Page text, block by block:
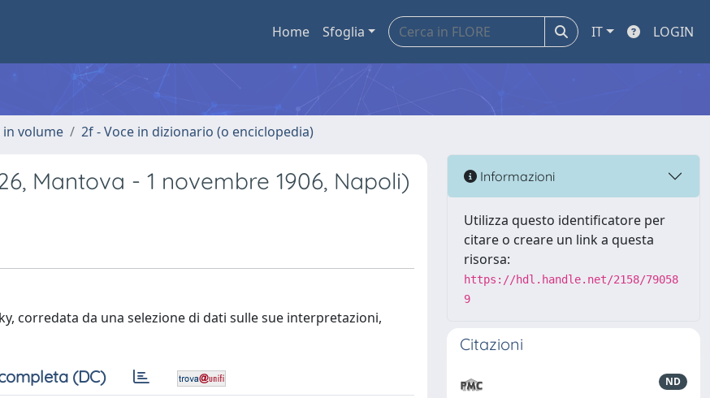
Home Sfoglia IT LOGIN
volume 2f - Voce in dizionario (o enciclopedia)
Mantova - 1 novembre 1906, Napoli)
corredata da una selezione di dati sulle sue interpretazioni,
(DC)
Informazioni
Utilizza questo identificatore per
citare o creare un link a questa
risorsa:
https://hdl.handle.net/2158/79058
9
Citazioni
ND